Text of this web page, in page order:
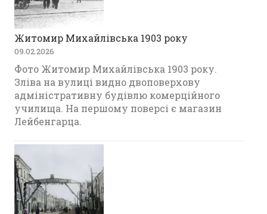
Житомир Михайлівська 1903 року
09.02.2026
Фото Житомир Михайлівська 1903 року.
Зліва на вулиці видно двоповерхову
адміністративну будівлю комерційного
училища. На першому поверсі є магазин
Лейбенгарца.